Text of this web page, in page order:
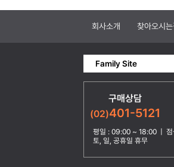
회사소개 찾아오시
Family Site
구매상담
(02)401-5121
평일 : 09:00 ~ 18:00 | 점
토, 일, 공휴일 휴무